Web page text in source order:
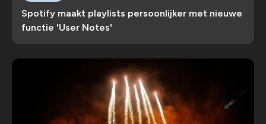
Spotify maakt playlists persoonlijker met nieuwe
functie 'User Notes'